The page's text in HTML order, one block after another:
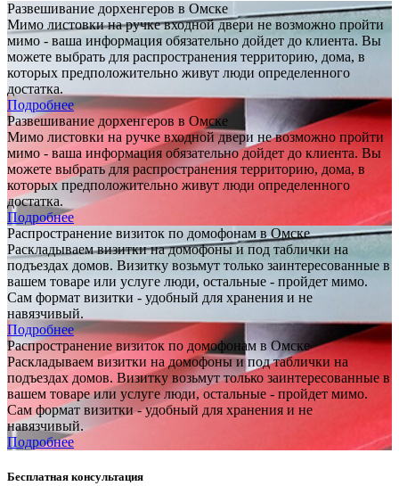
Развешивание дорхенгеров в Омске
Мимо листовки на ручке входной двери не возможно пройти
мимо - ваша информация обязательно дойдет до клиента. Вы
можете выбрать для распространения территорию, дома, в
которых предположительно живут люди определенного
достатка.
Подробнее
Развешивание дорхенгеров в Омске
Мимо листовки на ручке входной двери не возможно пройти
мимо - ваша информация обязательно дойдет до клиента. Вы
можете выбрать для распространения территорию, дома, в
которых предположительно живут люди определенного
достатка.
Подробнее
Распространение визиток по домофонам в Омске
Раскладываем визитки на домофоны и под таблички на
подъездах домов. Визитку возьмут только заинтересованные в
вашем товаре или услуге люди, остальные - пройдет мимо.
Сам формат визитки - удобный для хранения и не
навязчивый.
Подробнее
Распространение визиток по домофонам в Омске
Раскладываем визитки на домофоны и под таблички на
подъездах домов. Визитку возьмут только заинтересованные в
вашем товаре или услуге люди, остальные - пройдет мимо.
Сам формат визитки - удобный для хранения и не
навязчивый.
Подробнее
Бесплатная консультация